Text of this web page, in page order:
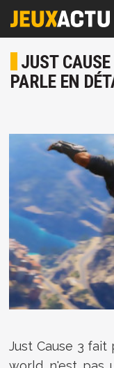
JUST
PARLE EN
Just Cause 3